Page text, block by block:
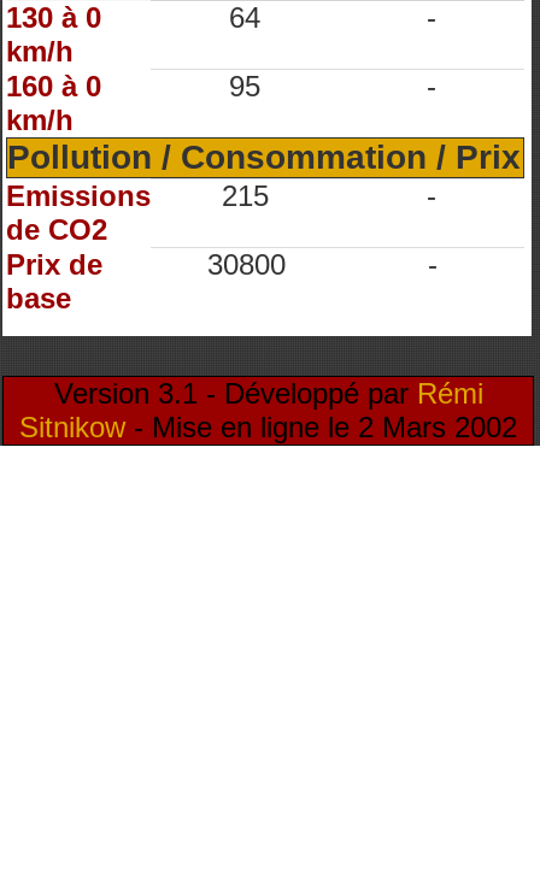
130 à 0
km/h
64 -
160 à 0
km/h
95 -
Pollution / Consommation / Prix
Emissions
de CO2
215 -
Prix de
base
30800 -
Version 3.1 - Développé par Rémi
Sitnikow- Mise en ligne le 2 Mars 2002